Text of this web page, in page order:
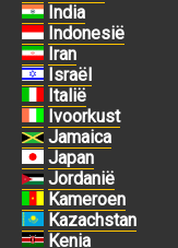
India
Indonesië
Iran
Israël
Italië
Ivoorkust
Jamaica
Japan
Jordanië
Kameroen
Kazachstan
Kenia